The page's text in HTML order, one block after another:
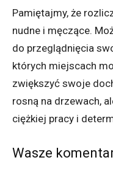
Pamiętajmy, że
nudne i męczące.
do przeglądnięcia
których miejscach
zwiększyć swoje
rosną na drzewach,
ciężkiej pracy i
Wasze